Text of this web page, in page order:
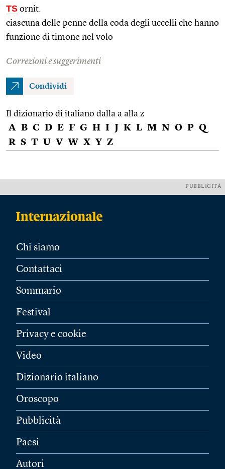
TS ornit.
ciascuna delle penne della coda degli uccelli che hanno
funzione di timone nel volo
Correzioni e suggerimenti
Condividi
Il dizionario di italiano dalla a alla z
A B C D E F G H I J K L M N O P Q
R S T U V W X Y Z
PUBBLICITÀ
Chi siamo
Contattaci
Sommario
Festival
Privacy e cookie
Video
Dizionario italiano
Oroscopo
Pubblicità
Paesi
Autori